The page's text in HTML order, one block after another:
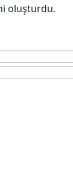
oluşturdu.